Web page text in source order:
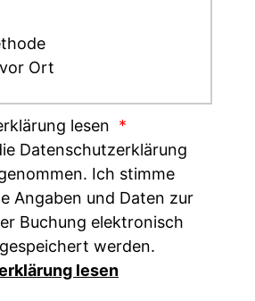
Ort
lesen *
Datenschutzerklärung
Ich stimme
Angaben und Daten zur
Buchung elektronisch
werden.
lesen